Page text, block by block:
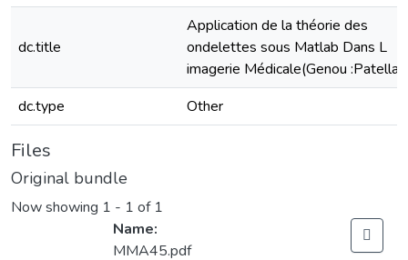
dc.title
Application de la théorie des
ondelettes sous Matlab Dans L
imagerie Médicale(Genou :Patella)
dc.type
Other
Files
Original bundle
Now showing 1 - 1 of 1
Name:
MMA45.pdf